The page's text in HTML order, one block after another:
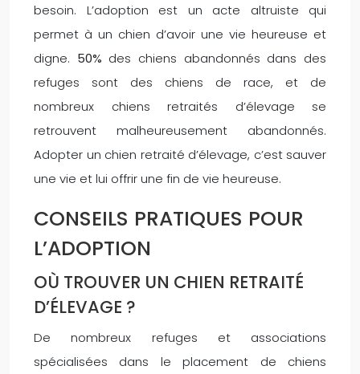
besoin. L’adoption est un acte altruiste qui
permet à un chien d’avoir une vie heureuse et
digne. 50% des chiens abandonnés dans des
refuges sont des chiens de race, et de
nombreux chiens retraités d’élevage se
retrouvent malheureusement abandonnés.
Adopter un chien retraité d’élevage, c’est sauver
une vie et lui offrir une fin de vie heureuse.
CONSEILS PRATIQUES POUR
L’ADOPTION
OÙ TROUVER UN CHIEN RETRAITÉ
D’ÉLEVAGE ?
De nombreux refuges et associations
spécialisées dans le placement de chiens